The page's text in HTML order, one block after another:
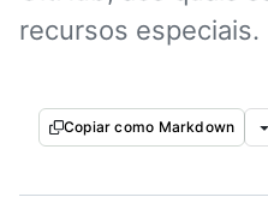
recursos especiais.
Copiar como Markdown